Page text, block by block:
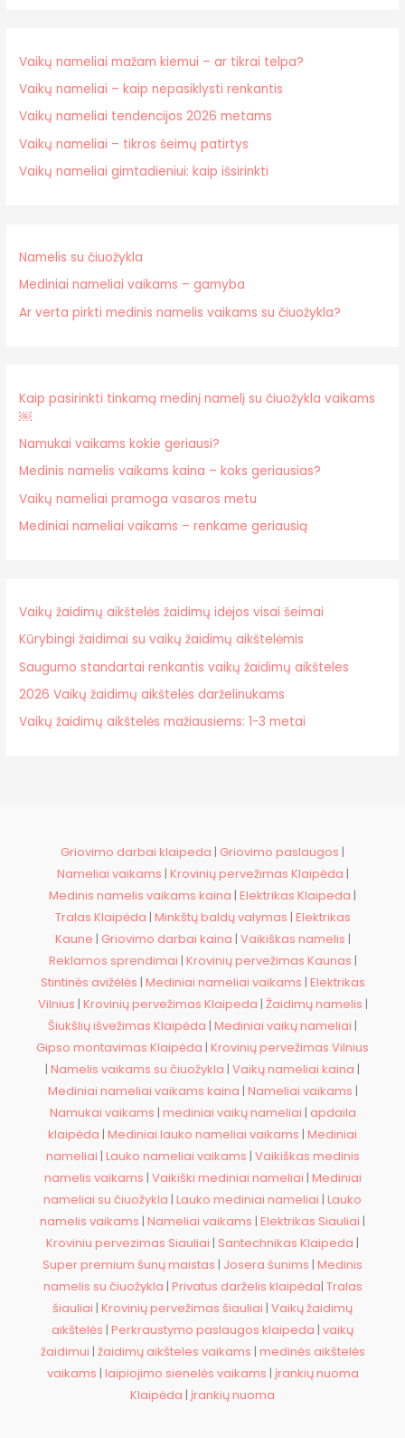
Vaikų nameliai mažam kiemui – ar tikrai telpa?
Vaikų nameliai – kaip nepasiklysti renkantis
Vaikų nameliai tendencijos 2026 metams
Vaikų nameliai – tikros šeimų patirtys
Vaikų nameliai gimtadieniui: kaip išsirinkti
Namelis su čiuožykla
Mediniai nameliai vaikams – gamyba
Ar verta pirkti medinis namelis vaikams su čiuožykla?
Kaip pasirinkti tinkamą medinį namelį su čiuožykla vaikams
￼
Namukai vaikams kokie geriausi?
Medinis namelis vaikams kaina – koks geriausias?
Vaikų nameliai pramoga vasaros metu
Mediniai nameliai vaikams – renkame geriausią
Vaikų žaidimų aikštelės žaidimų idėjos visai šeimai
Kūrybingi žaidimai su vaikų žaidimų aikštelėmis
Saugumo standartai renkantis vaikų žaidimų aikšteles
2026 Vaikų žaidimų aikštelės darželinukams
Vaikų žaidimų aikštelės mažiausiems: 1-3 metai
Griovimo darbai klaipeda | Griovimo paslaugos |
Nameliai vaikams | Krovinių pervežimas Klaipėda |
Medinis namelis vaikams kaina | Elektrikas Klaipeda |
Tralas Klaipėda | Minkštų baldų valymas | Elektrikas
Kaune | Griovimo darbai kaina | Vaikiškas namelis |
Reklamos sprendimai | Krovinių pervežimas Kaunas |
Stintinės avižėlės | Mediniai nameliai vaikams | Elektrikas
Vilnius | Krovinių pervežimas Klaipeda | Žaidimų namelis |
Šiukšlių išvežimas Klaipėda | Mediniai vaikų nameliai |
Gipso montavimas Klaipėda | Krovinių pervežimas Vilnius
| Namelis vaikams su čiuožykla | Vaikų nameliai kaina |
Mediniai nameliai vaikams kaina | Nameliai vaikams |
Namukai vaikams | mediniai vaikų nameliai | apdaila
klaipėda | Mediniai lauko nameliai vaikams | Mediniai
nameliai | Lauko nameliai vaikams | Vaikiškas medinis
namelis vaikams | Vaikiški mediniai nameliai | Mediniai
nameliai su čiuožykla | Lauko mediniai nameliai | Lauko
namelis vaikams | Nameliai vaikams | Elektrikas Siauliai |
Kroviniu pervezimas Siauliai | Santechnikas Klaipeda |
Super premium šunų maistas | Josera šunims | Medinis
namelis su čiuožykla | Privatus darželis klaipėda| Tralas
šiauliai | Krovinių pervežimas šiauliai | Vaikų žaidimų
aikštelės | Perkraustymo paslaugos klaipeda | vaikų
žaidimui | žaidimų aikšteles vaikams | medinės aikštelės
vaikams | laipiojimo sienelės vaikams | įrankių nuoma
Klaipėda | įrankių nuoma